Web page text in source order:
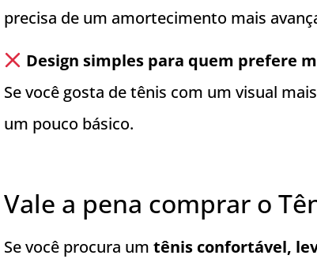
precisa de um amortecimento mais
Design simples para quem prefere
Se você gosta de tênis com um visual
um pouco básico.
Vale a pena comprar o
Se você procura um tênis confortável,